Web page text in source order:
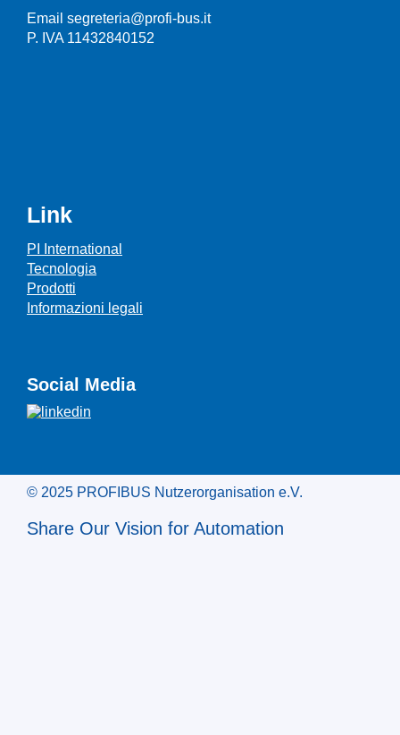
Email segreteria@profi-bus.it
P. IVA 11432840152
Link
PI International
Tecnologia
Prodotti
Informazioni legali
Social Media
© 2025 PROFIBUS Nutzerorganisation e.V.
Share Our Vision for Automation